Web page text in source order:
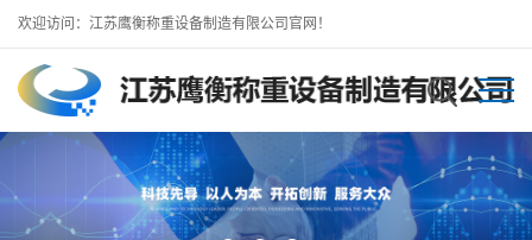
欢迎访问：江苏鹰衡称重设备制造有限公司官网！